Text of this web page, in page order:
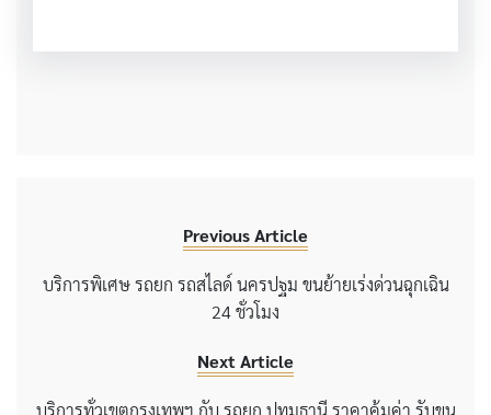
Previous Article
บริการพิเศษ รถยก รถสไลด์ นครปฐม ขนย้ายเร่งด่วนฉุกเฉิน
24 ชั่วโมง
Next Article